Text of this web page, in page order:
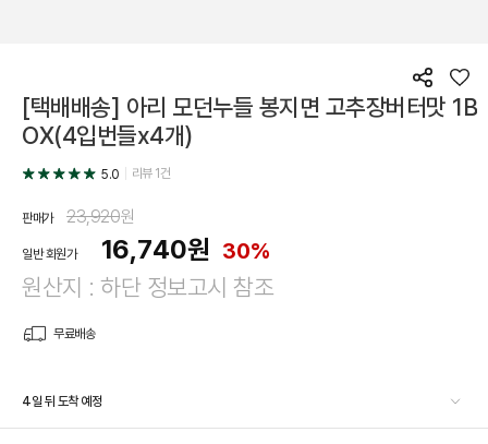
공
유
좋
아
[택배배송] 아리 모던누들 봉지면 고추장버터맛 1B
OX(4입번들x4개)
5.0 리뷰1건
판매가 23,920원
일반 회원가 16,740원 30%
원산지 : 하단 정보고시 참조
무료배송
4일 뒤 도착 예정